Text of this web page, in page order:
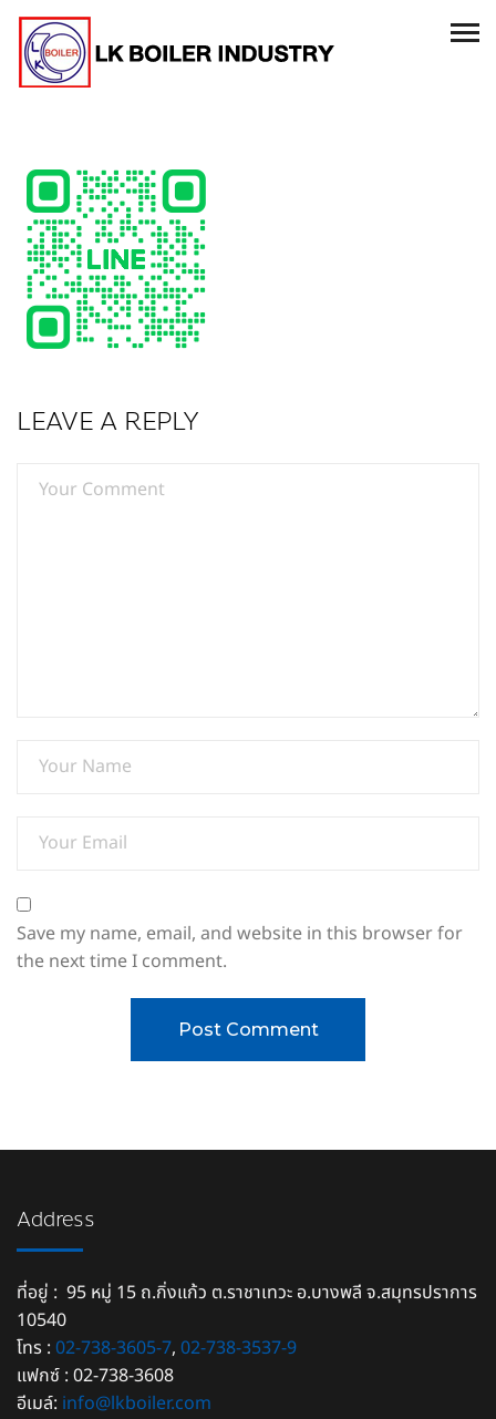
LEAVE A REPLY
Save my name, email, and website in this browser for
the next time I comment.
Address
ที่อยู่ : 95 หมู่ 15 ถ.กิ่งแก้ว ต.ราชาเทวะ อ.บางพลี จ.สมุทรปราการ
10540
โทร : 02-738-3605-7, 02-738-3537-9
แฟกซ์ : 02-738-3608
อีเมล์: info@lkboiler.com